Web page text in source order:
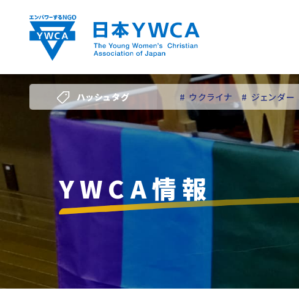
content
ハッシュタグ # ウクライナ # ジェンダー
# 若い女性のリーダーシップ
YWCA情報